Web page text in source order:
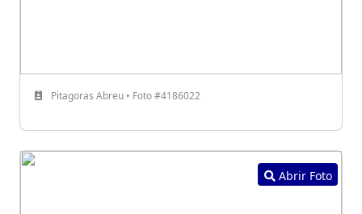
Pitagoras Abreu • Foto #4186022
Abrir Foto